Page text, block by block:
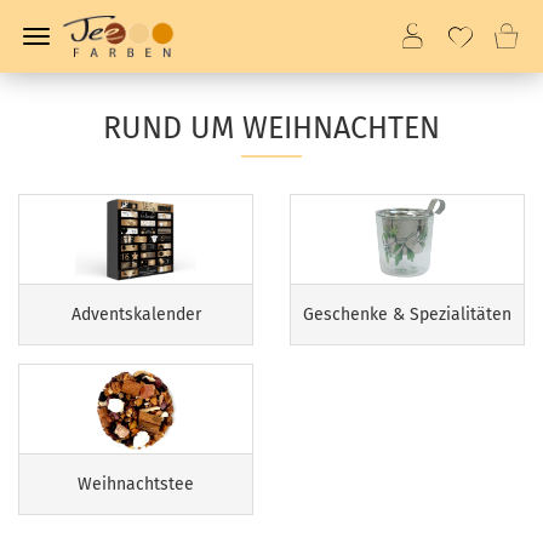
RUND UM WEIHNACHTEN
Adventskalender Geschenke & Spezialitäten
Weihnachtstee